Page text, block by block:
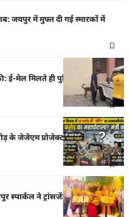
जयपुर में मुफ्त दी गई स्मारकों में
ई-मेल मिलते ही पुलिस ने खाली
के जेजेएम प्रोजेक्ट में पूलिंग का
स्पार्कल ने ट्रांसजेंडर्स को बांटीं